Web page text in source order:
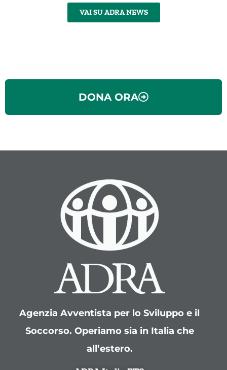
VAI SU ADRA NEWS
DONA ORA
Agenzia Avventista per lo Sviluppo e il
Soccorso. Operiamo sia in Italia che
all’estero.